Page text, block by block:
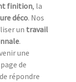
finition, la
déco. Nos
un travail
.
une
de
répondre